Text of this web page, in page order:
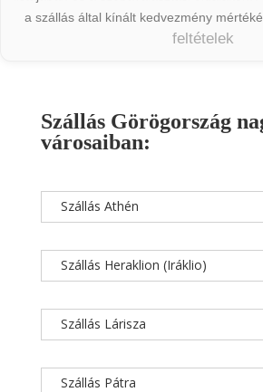
a szállás által kínált kedvezmény
feltételek
Szállás Görögország
városaiban:
Szállás Athén
Szállás Heraklion (Iráklio)
Szállás Lárisza
Szállás Pátra